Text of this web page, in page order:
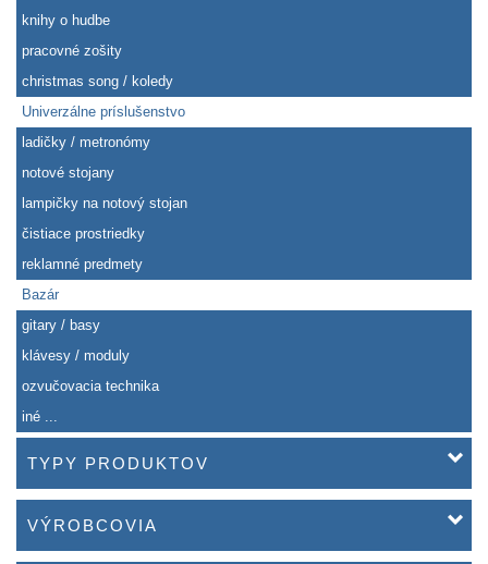
knihy o hudbe
pracovné zošity
christmas song / koledy
Univerzálne príslušenstvo
ladičky / metronómy
notové stojany
lampičky na notový stojan
čistiace prostriedky
reklamné predmety
Bazár
gitary / basy
klávesy / moduly
ozvučovacia technika
iné ...
TYPY PRODUKTOV
VÝROBCOVIA